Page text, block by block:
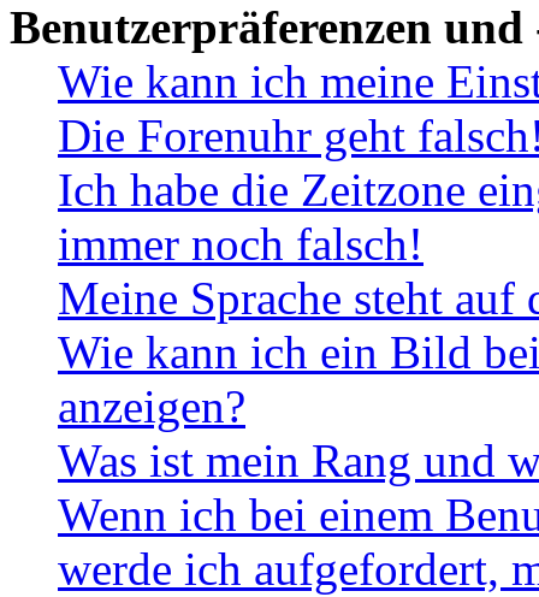
Benutzerpräferenzen und
Wie kann ich meine
Die Forenuhr geht
Ich habe die Zeitzone
immer noch falsch!
Meine Sprache steht
Wie kann ich ein Bild
anzeigen?
Was ist mein Rang und
Wenn ich bei einem
werde ich aufgefordert,